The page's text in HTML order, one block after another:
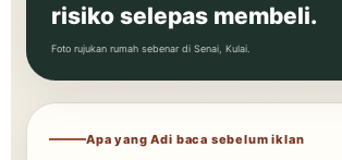
risiko selepas membeli.
Foto rujukan rumah sebenar di Senai, Kulai.
Apa yang Adi baca sebelum iklan